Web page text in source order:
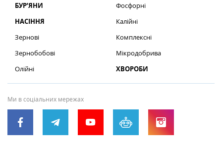
БУР’ЯНИ
НАСІННЯ
Зернові
Зернобобові
Олійні
Фосфорні
Калійні
Комплексні
Мікродобрива
ХВОРОБИ
Ми в соціальних мережах